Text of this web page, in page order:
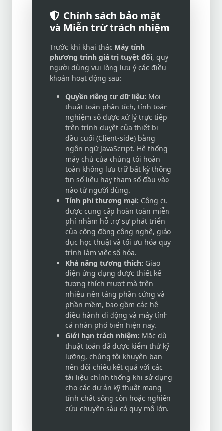
Chính sách bảo mật
và Miễn trừ trách nhiệm
Trước khi khai thác Máy tính
phương trình giá trị tuyệt đối, quý
người dùng vui lòng lưu ý các điều
khoản hoạt động sau:
Quyền riêng tư dữ liệu: Mọi
thuật toán phân tích, tính toán
nghiệm số được xử lý trực tiếp
trên trình duyệt của thiết bị
đầu cuối (Client-side) bằng
ngôn ngữ JavaScript. Hệ thống
máy chủ của chúng tôi hoàn
toàn không lưu trữ bất kỳ thông
tin số liệu hay tham số đầu vào
nào từ người dùng.
Tính phi thương mại: Công cụ
được cung cấp hoàn toàn miễn
phí nhằm hỗ trợ sự phát triển
của cộng đồng công nghệ, giáo
dục học thuật và tối ưu hóa quy
trình làm việc số hóa.
Khả năng tương thích: Giao
diện ứng dụng được thiết kế
tương thích mượt mà trên
nhiều nền tảng phần cứng và
phần mềm, bao gồm các hệ
điều hành di động và máy tính
cá nhân phổ biến hiện nay.
Giới hạn trách nhiệm: Mặc dù
thuật toán đã được kiểm thử kỹ
lưỡng, chúng tôi khuyên bạn
nên đối chiếu kết quả với các
tài liệu chính thống khi sử dụng
cho các dự án kỹ thuật mang
tính chất sống còn hoặc nghiên
cứu chuyên sâu có quy mô lớn.